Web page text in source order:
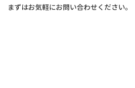
まずはお気軽にお問い合わせください。